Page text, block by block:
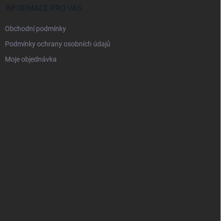
INFORMACE PRO VÁS
Obchodní podmínky
Podmínky ochrany osobních údajů
Moje objednávka